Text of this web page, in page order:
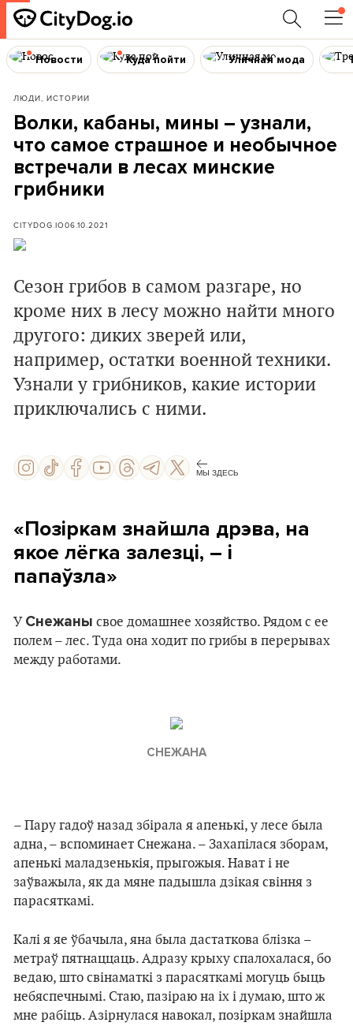
Новости Куда пойти Уличная мода
ЛЮДИ, ИСТОРИИ
Волки, кабаны, мины – узнали,
что самое страшное и необычное
встречали в лесах минские
грибники
CITYDOG.IO06.10.2021
Сезон грибов в самом разгаре, но
кроме них в лесу можно найти много
другого: диких зверей или,
например, остатки военной техники.
Узнали у грибников, какие истории
приключались с ними.
МЫ ЗДЕСЬ
«Позіркам знайшла дрэва, на
якое лёгка залезці, – і
папаўзла»
У Снежаны свое домашнее хозяйство. Рядом с ее
полем – лес. Туда она ходит по грибы в перерывах
между работами.
СНЕЖАНА
– Пару гадоў назад збірала я апенькі, у лесе была
адна, – вспоминает Снежана. – Захапілася зборам,
апенькі маладзенькія, прыгожыя. Нават і не
заўважыла, як да мяне падышла дзікая свіння з
парасяткамі.
Калі я яе ўбачыла, яна была дастаткова блізка –
метраў пятнаццаць. Адразу крыху спалохалася, бо
ведаю, што свінаматкі з парасяткамі могуць быць
небяспечнымі. Стаю, пазіраю на іх і думаю, што ж
мне рабіць. Азірнулася навокал, позіркам знайшла